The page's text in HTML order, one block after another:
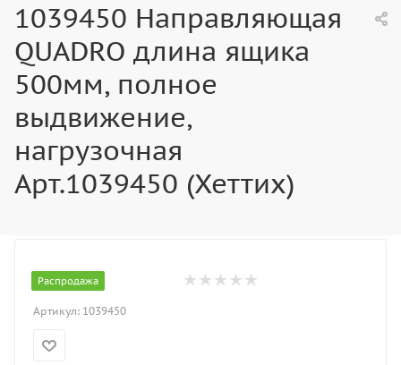
1039450 Направляющая
QUADRO длина ящика
500мм, полное
выдвижение,
нагрузочная
Арт.1039450 (Хеттих)
Распродажа
Артикул: 1039450